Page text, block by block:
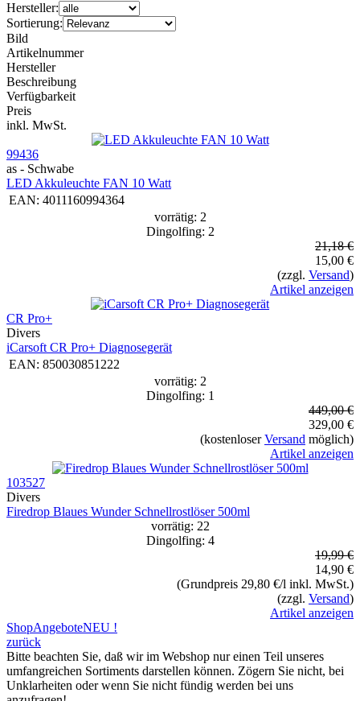
Hersteller:
Sortierung:
Bild
Artikelnummer
Hersteller
Beschreibung
Verfügbarkeit
Preis
inkl. MwSt.
99436
as - Schwabe
LED Akkuleuchte FAN 10 Watt
EAN: 4011160994364
vorrätig: 2
Dingolfing: 2
21,18 €
15,00 €
(zzgl. Versand)
Artikel anzeigen
CR Pro+
Divers
iCarsoft CR Pro+ Diagnosegerät
EAN: 850030851222
vorrätig: 2
Dingolfing: 1
449,00 €
329,00 €
(kostenloserVersand möglich)
Artikel anzeigen
103527
Divers
Firedrop Blaues Wunder Schnellrostlöser 500ml
vorrätig: 22
Dingolfing: 4
19,99 €
14,90 €
(Grundpreis 29,80 €/l inkl. MwSt.)
(zzgl. Versand)
Artikel anzeigen
ShopAngeboteNEU !
zurück
Bitte beachten Sie, daß wir im Webshop nur einen Teil unseres
umfangreichen Sortiments darstellen können. Zögern Sie nicht, bei
Unklarheiten oder wenn Sie nicht fündig werden bei uns